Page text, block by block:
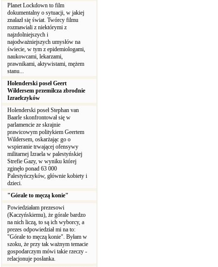
Planet Lockdown to film
dokumentalny o sytuacji, w jakiej
znalazł się świat. Twórcy filmu
rozmawiali z niektórymi z
najzdolniejszych i
najodważniejszych umysłów na
świecie, w tym z epidemiologami,
naukowcami, lekarzami,
prawnikami, aktywistami, mężem
stanu...
Holenderski poseł Geert
Wildersem przemilcza zbrodnie
Izraelczyków
Holenderski poseł Stephan van
Baarle skonfrontował się w
parlamencie ze skrajnie
prawicowym politykiem Geertem
Wildersem, oskarżając go o
wspieranie trwającej ofensywy
militarnej Izraela w palestyńskiej
Strefie Gazy, w wyniku której
zginęło ponad 63 000
Palestyńczyków, głównie kobiety i
dzieci.
"Górale to męczą konie"
Powiedziałam prezesowi
(Kaczyńskiemu), że górale bardzo
na nich liczą, to są ich wyborcy, a
prezes odpowiedział mi na to:
"Górale to męczą konie". Byłam w
szoku, że przy tak ważnym temacie
gospodarczym mówi takie rzeczy -
relacjonuje posłanka.